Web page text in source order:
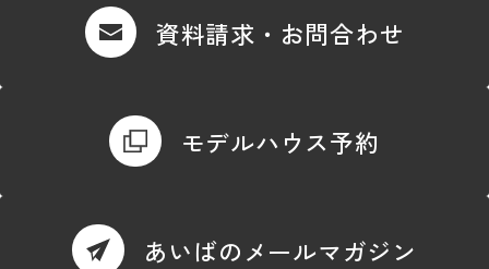
資料請求・お問合わせ
モデルハウス予約
あいばのメールマガジン